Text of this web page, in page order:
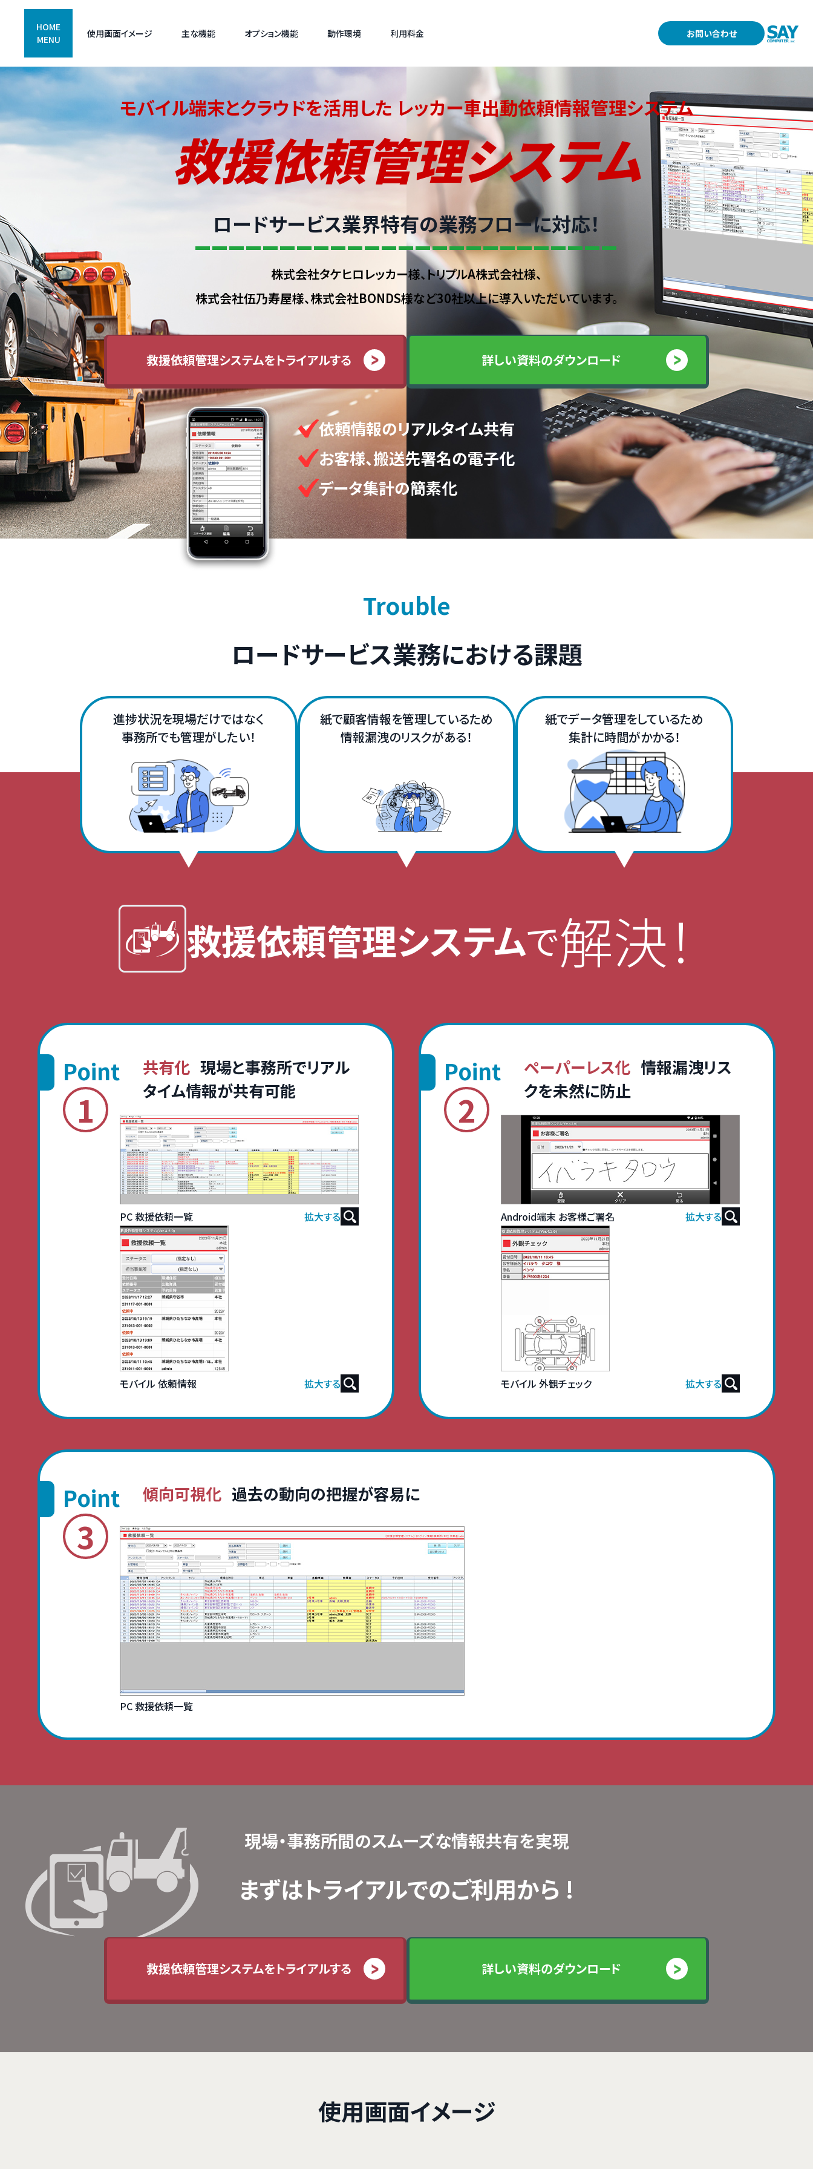
HOME
MENU
使用画面イメージ 主な機能 オプション機能 動作環境 利用料金 お問い合わせ
モバイル端末とクラウドを活用した レッカー車出動依頼情報管理システム
救援依頼管理システム
ロードサービス業界特有の業務フローに対応！
株式会社タケヒロレッカー様、トリプルA株式会社様、
株式会社伍乃寿屋様、株式会社BONDS様など30社以上に導入いただいています。
救援依頼管理システムをトライアルする 詳しい資料のダウンロード
依頼情報のリアルタイム共有
お客様、搬送先署名の電子化
データ集計の簡素化
Trouble
ロードサービス業務における課題
進捗状況を現場だけではなく
事務所でも管理がしたい！
紙で顧客情報を管理しているため
情報漏洩のリスクがある！
紙でデータ管理をしているため
集計に時間がかかる！
救援依頼管理システムで解決！
Point
1
共有化 現場と事務所でリアル
タイム情報が共有可能
PC 救援依頼一覧 拡大する
モバイル 依頼情報 拡大する
Point
2
ペーパーレス化 情報漏洩リス
クを未然に防止
Android端末 お客様ご署名 拡大する
モバイル 外観チェック 拡大する
Point
3
傾向可視化 過去の動向の把握が容易に
PC 救援依頼一覧
現場・事務所間のスムーズな情報共有を実現
まずはトライアルでのご利用から !
救援依頼管理システムをトライアルする 詳しい資料のダウンロード
使用画面イメージ